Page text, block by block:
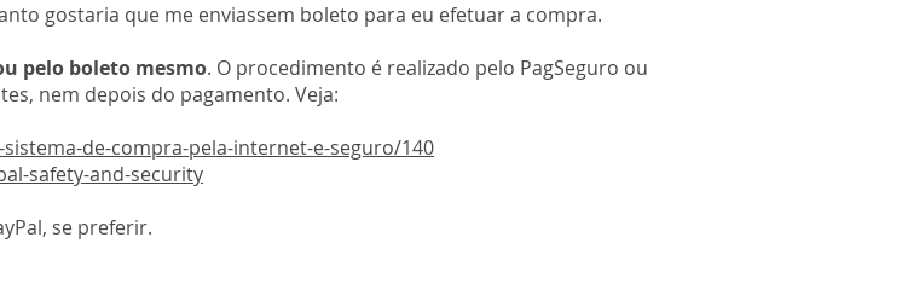
gostaria que me enviassem boleto para eu efetuar a compra.
pelo boleto mesmo. O procedimento é realizado pelo PagSeguro ou
nem depois do pagamento. Veja:
de-compra-pela-internet-e-seguro/140
safety-and-security
se preferir.